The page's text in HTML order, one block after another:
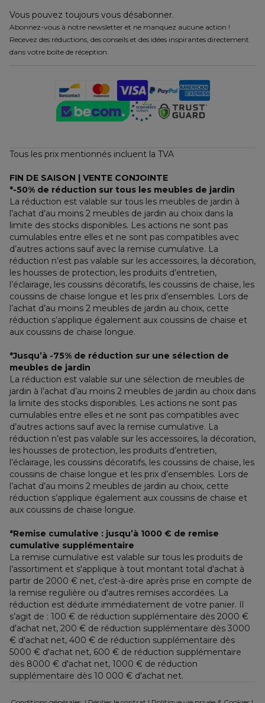
Vous pouvez toujours vous désabonner.
Abonnez-vous à notre newsletter et ne manquez aucune action !
Recevez des réductions, des conseils et des idées inspirantes directement
dans votre boîte de réception.
Tous les prix mentionnés incluent la TVA
FIN DE SAISON | VENTE CONJOINTE
*-50% de réduction sur tous les meubles de jardin
La réduction est valable sur tous les meubles de jardin à
l’achat d’au moins 2 meubles de jardin au choix dans la
limite des stocks disponibles. Les actions ne sont pas
cumulables entre elles et ne sont pas compatibles avec
d’autres actions sauf avec la remise cumulative. La
réduction n’est pas valable sur les accessoires, la décoration,
les housses de protection, les produits d’entretien,
l’éclairage, les coussins décoratifs, les coussins de chaise, les
coussins de chaise longue et les prix d’ensembles. Lors de
l’achat d’au moins 2 meubles de jardin au choix, cette
réduction s’applique également aux coussins de chaise et
aux coussins de chaise longue.
*Jusqu’à -75% de réduction sur une sélection de
meubles de jardin
La réduction est valable sur une sélection de meubles de
jardin à l’achat d’au moins 2 meubles de jardin au choix dans
la limite des stocks disponibles. Les actions ne sont pas
cumulables entre elles et ne sont pas compatibles avec
d’autres actions sauf avec la remise cumulative. La
réduction n’est pas valable sur les accessoires, la décoration,
les housses de protection, les produits d’entretien,
l’éclairage, les coussins décoratifs, les coussins de chaise, les
coussins de chaise longue et les prix d’ensembles. Lors de
l’achat d’au moins 2 meubles de jardin au choix, cette
réduction s’applique également aux coussins de chaise et
aux coussins de chaise longue.
*Remise cumulative : jusqu’à 1000 € de remise
cumulative supplémentaire
La remise cumulative est valable sur tous les produits de
l’assortiment et s'applique à tout montant total d'achat à
partir de 2000 € net, c'est-à-dire après prise en compte de
la remise regulière ou d'autres remises accordées. La
réduction est déduite immédiatement de votre panier. Il
s’agit de : 100 € de réduction supplémentaire dès 2000 €
d'achat net, 200 € de réduction supplémentaire dès 3000
€ d'achat net, 400 € de réduction supplémentaire dès
5000 € d'achat net, 600 € de réduction supplémentaire
dès 8000 € d'achat net, 1000 € de réduction
supplémentaire dès 10 000 € d'achat net.